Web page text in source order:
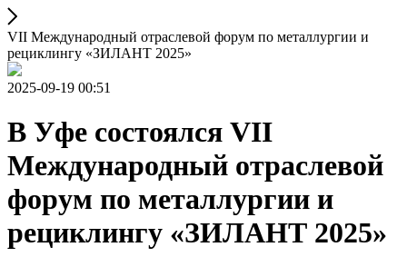
VII Международный отраслевой форум по металлургии и
рециклингу «ЗИЛАНТ 2025»
2025-09-19 00:51
В Уфе состоялся VII
Международный отраслевой
форум по металлургии и
рециклингу «ЗИЛАНТ 2025»